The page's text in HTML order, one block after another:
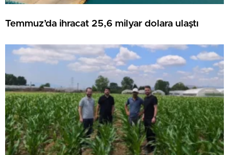
Temmuz’da ihracat 25,6 milyar dolara ulaştı